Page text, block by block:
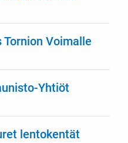
Voimalle
Yhtiöt
lentokentät